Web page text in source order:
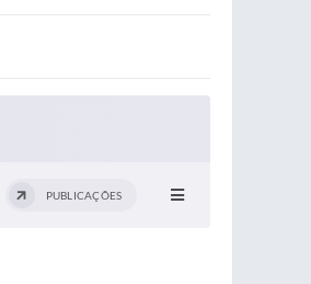
PUBLICAÇÕES